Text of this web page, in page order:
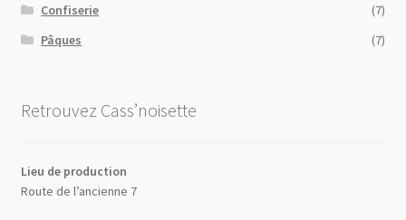
Confiserie
(7)
Pâques
(7)
Retrouvez Cass’noisette
Lieu de production
Route de l’ancienne 7